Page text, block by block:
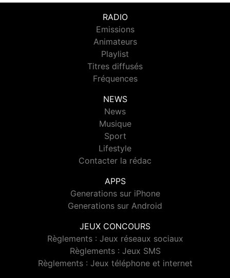
RADIO
Emissions
Animateurs
Playlist
Titres diffusés
Fréquences
NEWS
News
Musique
Sport
Lifestyle
Contacter la rédac
APPS
Generations sur iPhone
Generations sur Android
JEUX CONCOURS
Règlements : Jeux réseaux sociaux
Règlements : Jeux SMS
Règlements : Jeux téléphone et internet